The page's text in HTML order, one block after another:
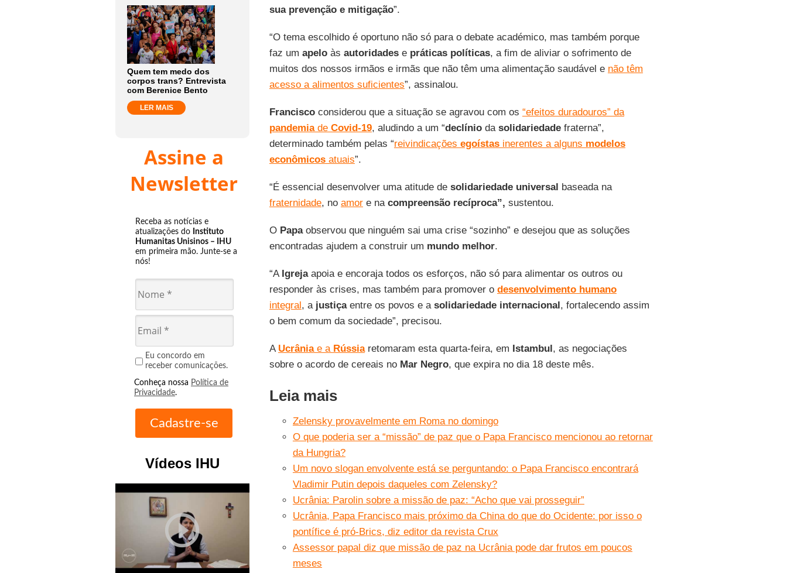
Quem tem medo dos
corpos trans? Entrevista
com Berenice Bento
LER MAIS
Assine a
Newsletter
Receba as notícias e
atualizações do Instituto
Humanitas Unisinos – IHU
em primeira mão. Junte-se a
nós!
Eu concordo em
receber comunicações.
Conheça nossa Política de
Privacidade.
Vídeos IHU
play_circle_outline
sua prevenção e mitigação”.
“O tema escolhido é oportuno não só para o debate académico, mas também porque
faz um apeloàs autoridadese práticas políticas, a fim de aliviar o sofrimento de
muitos dos nossos irmãos e irmãs que não têm uma alimentação saudável e não têm
acesso a alimentos suficientes”, assinalou.
Franciscoconsiderou que a situação se agravou com os “efeitos duradouros” da
pandemiade Covid-19, aludindo a um “declínioda solidariedadefraterna”,
determinado também pelas “reivindicações egoístasinerentes a alguns modelos
econômicosatuais”.
“É essencial desenvolver uma atitude de solidariedade universal baseada na
fraternidade, no amore na compreensão recíproca”, sustentou.
O Papaobservou que ninguém sai uma crise “sozinho” e desejou que as soluções
encontradas ajudem a construir um mundo melhor.
“A Igrejaapoia e encoraja todos os esforços, não só para alimentar os outros ou
responder às crises, mas também para promover o desenvolvimento humano
integral, a justiçaentre os povos e a solidariedade internacional, fortalecendo assim
o bem comum da sociedade”, precisou.
A Ucrâniae a Rússiaretomaram esta quarta-feira, em Istambul, as negociações
sobre o acordo de cereais no Mar Negro, que expira no dia 18 deste mês.
Leia mais
Zelensky provavelmente em Roma no domingo
O que poderia ser a “missão” de paz que o Papa Francisco mencionou ao retornar
da Hungria?
Um novo slogan envolvente está se perguntando: o Papa Francisco encontrará
Vladimir Putin depois daqueles com Zelensky?
Ucrânia: Parolin sobre a missão de paz: “Acho que vai prosseguir”
Ucrânia, Papa Francisco mais próximo da China do que do Ocidente: por isso o
pontífice é pró-Brics, diz editor da revista Crux
Assessor papal diz que missão de paz na Ucrânia pode dar frutos em poucos
meses